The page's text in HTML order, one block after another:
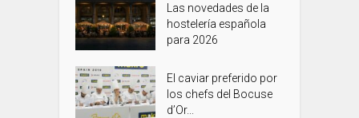
Las novedades de la
hostelería española
para 2026
El caviar preferido por
los chefs del Bocuse
d’Or...